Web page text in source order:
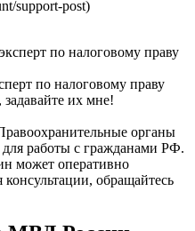
support-post)
по налоговому праву
их мне!
органы
работы с гражданами РФ.
может оперативно
обращайтесь